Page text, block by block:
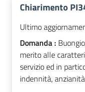
Chiarimento
Ultimo
Domanda :
merito alle
servizio ed in
indennità,